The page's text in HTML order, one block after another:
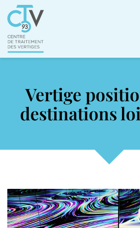
Vertige
destinations